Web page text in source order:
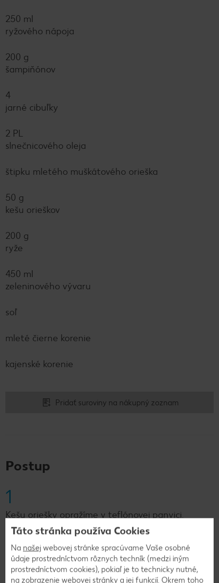
250 ml
ryžového nápoja
200 g
šampiňónov
4
jarné cibuľky
2 PL
slnečnicového oleja
štipku mletého muškátového orieška
50 g
kešu orieškov
200 g
ryže
450 ml
zeleninového vývaru
soľ
mleté čierne korenie
kajenské korenie
Pridať suroviny na nákupný zoznam
Postup
1
Kešu oriešky opražíme v teflónovej panvici.
Šampiňóny očistíme a rozštvrtíme. Jarné cibuľky
očistíme, umyjeme a nakrájame na krúžky.
2
Táto stránka používa Cookies
Na našej webovej stránke spracúvame Vaše osobné
údaje prostredníctvom rôznych techník (medzi iným
prostredníctvom cookies), pokiaľ je to technicky nutné,
na zobrazenie webovej stránky a jej funkcií. Okrem toho